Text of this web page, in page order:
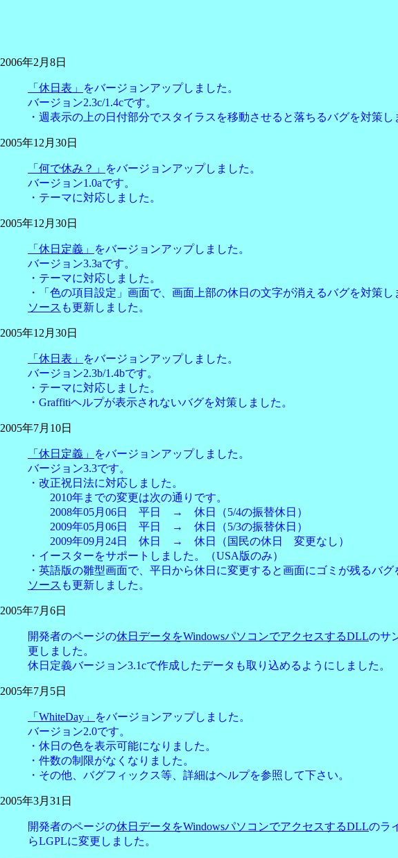
2006年2月8日
「休日表」
をバージョンアップしました。
バージョン2.3c/1.4cです。
・週表示の上の日付部分でスタイラスを移動させると落ちるバグを対策し
2005年12月30日
「何で休み？」
をバージョンアップしました。
バージョン1.0aです。
・テーマに対応しました。
2005年12月30日
「休日定義」
をバージョンアップしました。
バージョン3.3aです。
・テーマに対応しました。
・「色の項目設定」画面で、画面上部の休日の文字が消えるバグを対策し
ソース も更新しました。
2005年12月30日
「休日表」
をバージョンアップしました。
バージョン2.3b/1.4bです。
・テーマに対応しました。
・Graffitiヘルプが表示されないバグを対策しました。
2005年7月10日
「休日定義」
をバージョンアップしました。
バージョン3.3です。
・改正祝日法に対応しました。
2010年までの変更は次の通りです。
2008年05月06日 平日 → 休日（5/4の振替休日）
2009年05月06日 平日 → 休日（5/3の振替休日）
2009年09月24日 休日 → 休日（国民の休日 変更なし）
・イースターをサポートしました。（USA版のみ）
・英語版の雛型画面で、平日から休日に変更すると画面にゴミが残るバ
ソース も更新しました。
2005年7月6日
開発者のページの休日データをWindowsパソコンでアクセスするDLLのサ
更しました。
休日定義バージョン3.1cで作成したデータも取り込めるようにしました。
2005年7月5日
「WhiteDay」
をバージョンアップしました。
バージョン2.0です。
・休日の色を表示可能になりました。
・件数の制限がなくなりました。
・その他、バグフィックス等、詳細はヘルプを参照して下さい。
2005年3月31日
開発者のページの休日データをWindowsパソコンでアクセスするDLLのラ
らLGPLに変更しました。